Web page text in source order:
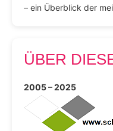
– ein Überblick der
ÜBER
2005 – 2025